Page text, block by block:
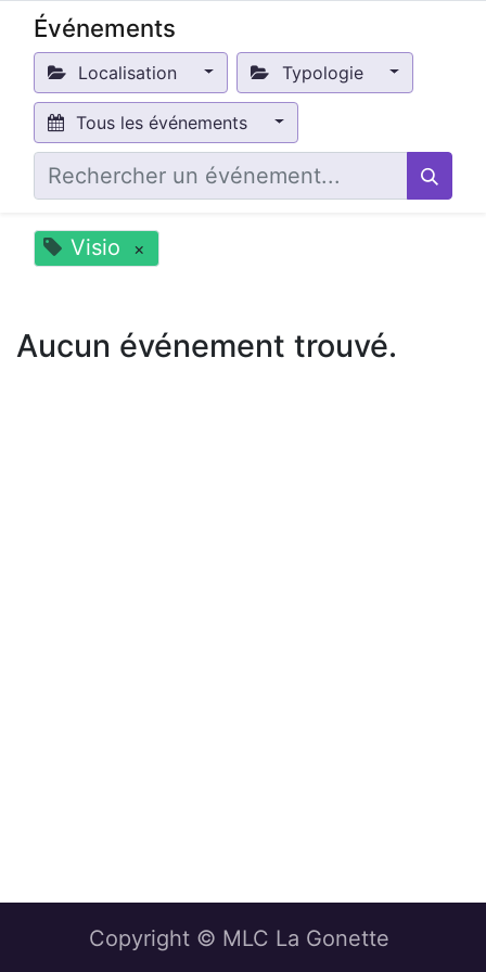
Événements
Localisation Typologie
Tous les événements
Visio ×
Aucun événement trouvé.
Copyright © MLC La Gonette